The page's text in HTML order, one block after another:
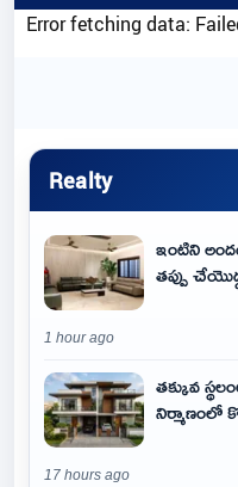
Error fetching data:
Realty
ఇంటిని
తప్పు
1 hour ago
తక్కువ
నిర్మాణంలో
17 hours ago